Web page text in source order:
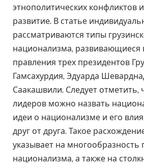
этнополитических конфликтов
развитие. В статье
рассматриваются типы
национализма, развивающиеся
правления трех президентов
Гамсахурдия, Эдуарда
Саакашвили. Следует отметить,
лидеров можно назвать
идеи о национализме и его
друг от друга. Такое
указывает на многообразность
национализма, а также на